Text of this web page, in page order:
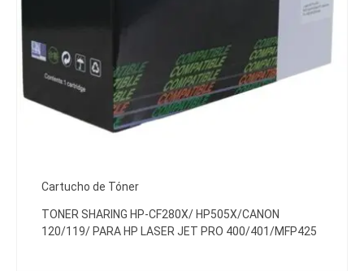
Cartucho de Tóner
TONER SHARING HP-CF280X/ HP505X/CANON
120/119/ PARA HP LASER JET PRO 400/401/MFP425